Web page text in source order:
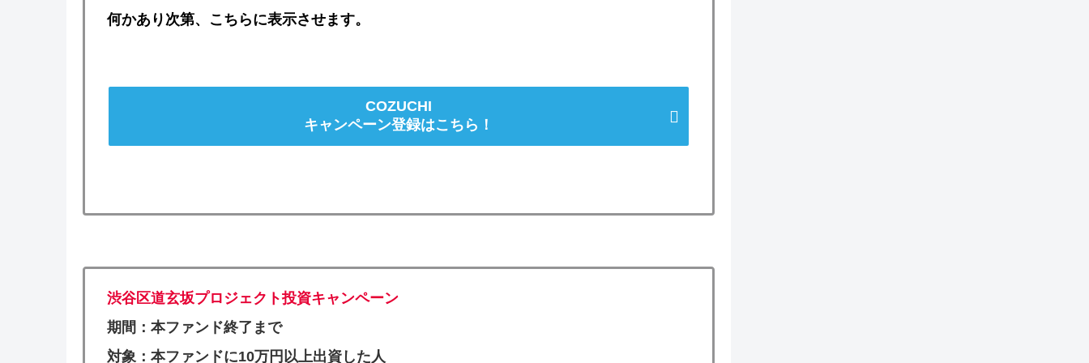
何かあり次第、こちらに表示させます。
COZUCHI
キャンペーン登録はこちら！
渋谷区道玄坂プロジェクト投資キャンペーン
期間：本ファンド終了まで
対象：本ファンドに10万円以上出資した人